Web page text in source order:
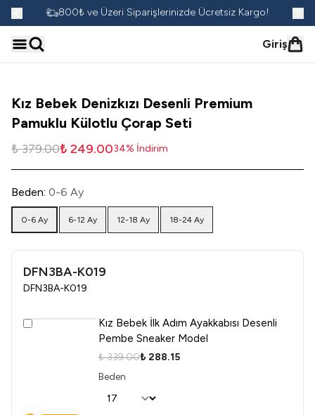
800₺ ve Üzeri Siparişlerinizde Ücretsiz Kargo!
Giriş
Kız Bebek Denizkızı Desenli Premium
Pamuklu Külotlu Çorap Seti
₺ 379.00₺ 249.0034% İndirim
Beden: 0-6 Ay
0-6 Ay 6-12 Ay 12-18 Ay 18-24 Ay
DFN3BA-K019
DFN3BA-K019
Kız Bebek İlk Adım Ayakkabısı Desenli
Pembe Sneaker Model
₺ 339.00₺ 288.15
Beden